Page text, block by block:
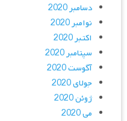
دسامبر 2020
نوامبر 2020
اکتبر 2020
سپتامبر 2020
آگوست 2020
جولای 2020
ژوئن 2020
می 2020